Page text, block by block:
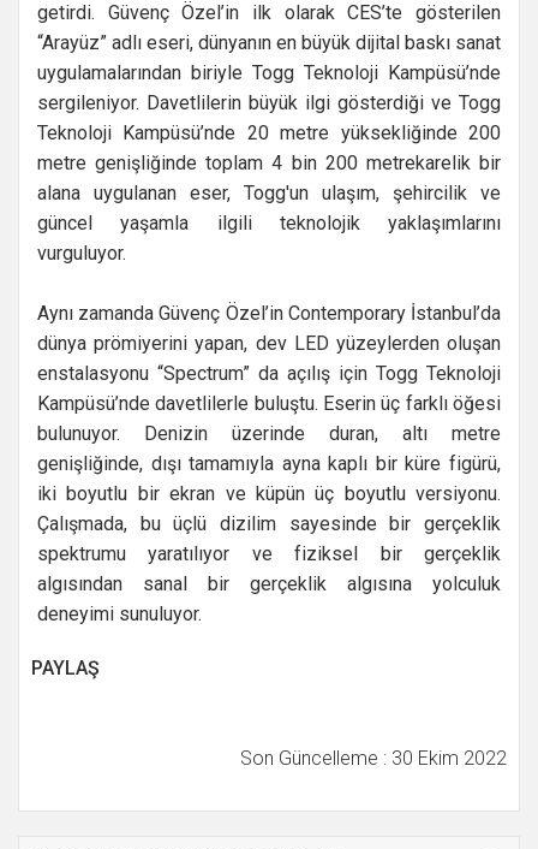
getirdi. Güvenç Özel’in ilk olarak CES’te gösterilen
“Arayüz” adlı eseri, dünyanın en büyük dijital baskı sanat
uygulamalarından biriyle Togg Teknoloji Kampüsü’nde
sergileniyor. Davetlilerin büyük ilgi gösterdiği ve Togg
Teknoloji Kampüsü’nde 20 metre yüksekliğinde 200
metre genişliğinde toplam 4 bin 200 metrekarelik bir
alana uygulanan eser, Togg'un ulaşım, şehircilik ve
güncel yaşamla ilgili teknolojik yaklaşımlarını
vurguluyor.
Aynı zamanda Güvenç Özel’in Contemporary İstanbul’da
dünya prömiyerini yapan, dev LED yüzeylerden oluşan
enstalasyonu “Spectrum” da açılış için Togg Teknoloji
Kampüsü’nde davetlilerle buluştu. Eserin üç farklı öğesi
bulunuyor. Denizin üzerinde duran, altı metre
genişliğinde, dışı tamamıyla ayna kaplı bir küre figürü,
iki boyutlu bir ekran ve küpün üç boyutlu versiyonu.
Çalışmada, bu üçlü dizilim sayesinde bir gerçeklik
spektrumu yaratılıyor ve fiziksel bir gerçeklik
algısından sanal bir gerçeklik algısına yolculuk
deneyimi sunuluyor.
PAYLAŞ
Son Güncelleme : 30 Ekim 2022